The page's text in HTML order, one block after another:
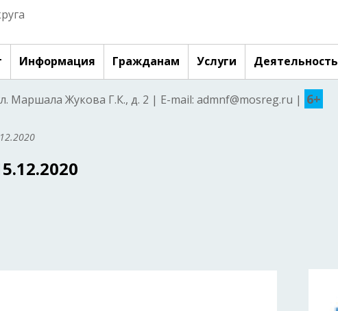
Информация Гражданам Услуги Деятельность
Маршала Жукова Г.К., д. 2 | E-mail: admnf@mosreg.ru | 6+